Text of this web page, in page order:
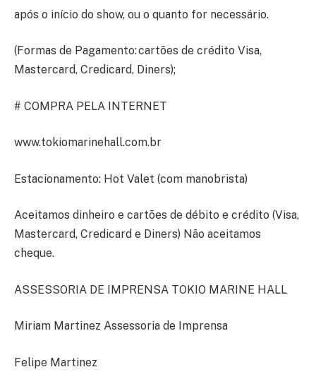
após o início do show, ou o quanto for necessário.
(Formas de Pagamento: cartões de crédito Visa,
Mastercard, Credicard, Diners);
# COMPRA PELA INTERNET
www.tokiomarinehall.com.br
Estacionamento: Hot Valet (com manobrista)
Aceitamos dinheiro e cartões de débito e crédito (Visa,
Mastercard, Credicard e Diners) Não aceitamos
cheque.
ASSESSORIA DE IMPRENSA TOKIO MARINE HALL
Miriam Martinez Assessoria de Imprensa
Felipe Martinez